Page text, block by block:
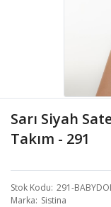
Sarı Siyah
Takım - 291
Stok Kodu 291-
Marka Sistina